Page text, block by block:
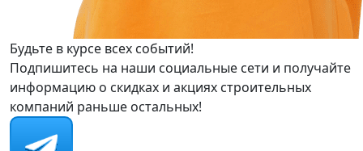
Будьте в курсе всех событий!
Подпишитесь на наши социальные сети и получайте
информацию о скидках и акциях строительных
компаний раньше остальных!